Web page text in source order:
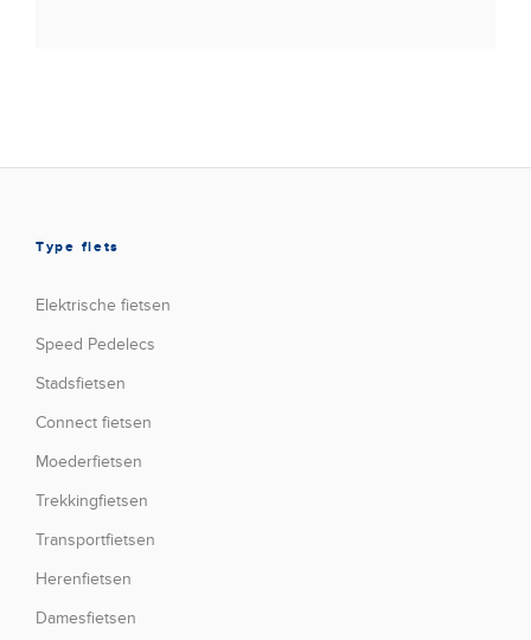
Type fiets
Elektrische fietsen
Speed Pedelecs
Stadsfietsen
Connect fietsen
Moederfietsen
Trekkingfietsen
Transportfietsen
Herenfietsen
Damesfietsen